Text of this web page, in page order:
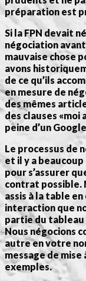
préparation est
Si la FPN devait
négociation avant
mauvaise chose
avons
de ce qu’ils
en mesure de
des mêmes
des clauses «moi
peine d’un
Le processus de
et il y a
pour s’assurer
contrat possible.
assis à la table
interaction que
partie du tableau
Nous négocions
autre en votre
message de mise
exemples.